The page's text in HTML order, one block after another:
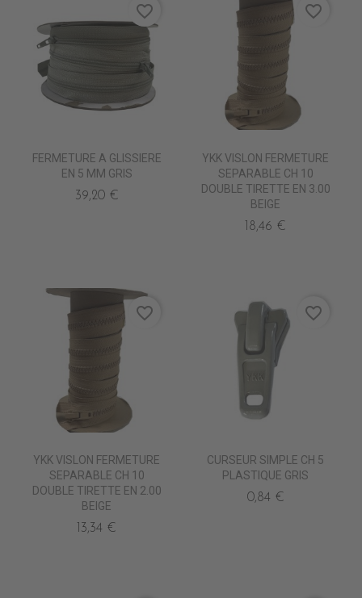
FERMETURE A GLISSIERE
EN 5 MM GRIS
39,20 €
favorite_border
YKK VISLON FERMETURE
SEPARABLE CH 10
DOUBLE TIRETTE EN 3.00
BEIGE
18,46 €
favorite_border
YKK VISLON FERMETURE
SEPARABLE CH 10
DOUBLE TIRETTE EN 2.00
BEIGE
13,34 €
favorite_border
CURSEUR SIMPLE CH 5
PLASTIQUE GRIS
0,84 €
favorite_border